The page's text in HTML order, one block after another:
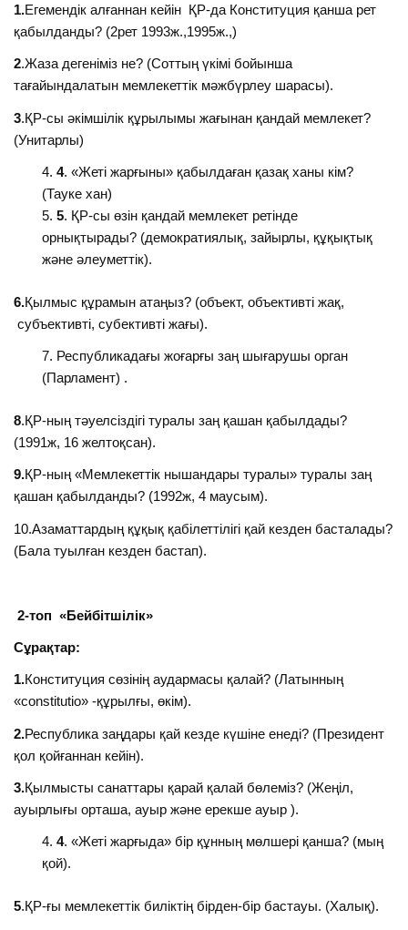
1.Егемендік алғаннан кейін ҚР-да Конституция қанша рет
қабылданды? (2рет 1993ж.,1995ж.,)
2.Жаза дегеніміз не? (Соттың үкімі бойынша
тағайындалатын мемлекеттік мәжбүрлеу шарасы).
3.ҚР-сы әкімшілік құрылымы жағынан қандай мемлекет?
(Унитарлы)
4. «Жеті жарғыны» қабылдаған қазақ ханы кім?
(Тауке хан)
5. ҚР-сы өзін қандай мемлекет ретінде
орнықтырады? (демократиялық, зайырлы, құқықтық
және әлеуметтік).
6.Қылмыс құрамын атаңыз? (объект, объективті жақ,
субъективті, субективті жағы).
Республикадағы жоғарғы заң шығарушы орган
(Парламент) .
8.ҚР-ның тәуелсіздігі туралы заң қашан қабылдады?
(1991ж, 16 желтоқсан).
9.ҚР-ның «Мемлекеттік нышандары туралы» туралы заң
қашан қабылданды? (1992ж, 4 маусым).
10.Азаматтардың құқық қабілеттілігі қай кезден басталады?
(Бала туылған кезден бастап).
2-топ «Бейбітшілік»
Сұрақтар:
1.Конституция сөзінің аудармасы қалай? (Латынның
«соnstitutio» -құрылғы, өкім).
2.Республика заңдары қай кезде күшіне енеді? (Президент
қол қойғаннан кейін).
3.Қылмысты санаттары қарай қалай бөлеміз? (Жеңіл,
ауырлығы орташа, ауыр және ерекше ауыр ).
4. «Жеті жарғыда» бір құнның мөлшері қанша? (мың
қой).
5.ҚР-ғы мемлекеттік биліктің бірден-бір бастауы. (Халық).